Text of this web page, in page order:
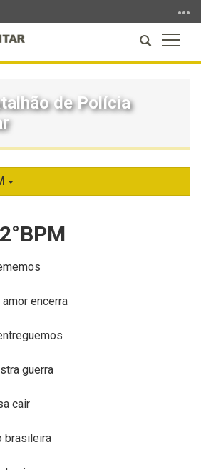
a
Abrir
a
de Polícia
encerra
guerra
cair
brasileira